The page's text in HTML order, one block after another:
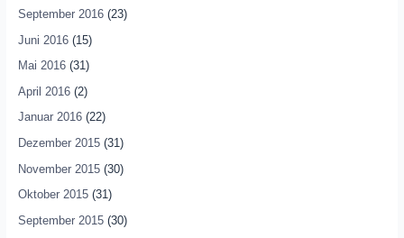
September 2016(23)
Juni 2016(15)
Mai 2016(31)
April 2016(2)
Januar 2016(22)
Dezember 2015(31)
November 2015(30)
Oktober 2015(31)
September 2015(30)